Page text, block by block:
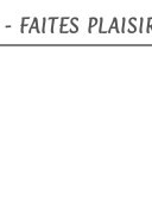
- FAITES